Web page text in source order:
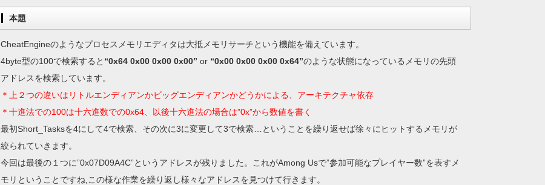
本題
CheatEngineのようなプロセスメモリエディタは大抵メモリサーチという機能を備えています。
4byte型の100で検索すると “0x64 0x00 0x00 0x00” or “0x00 0x00 0x00 0x64”のような状態になっているメモリの先頭
アドレスを検索しています。
＊上２つの違いはリトルエンディアンかビッグエンディアンかどうかによる、アーキテクチャ依存
＊十進法での100は十六進数での0x64、以後十六進法の場合は”0x”から数値を書く
最初Short_Tasksを4にして4で検索、その次に3に変更して3で検索…ということを繰り返せば徐々にヒットするメモリが
絞られていきます。
今回は最後の１つに”0x07D09A4C”というアドレスが残りました。これがAmong Usで”参加可能なプレイヤー数”を表すメ
モリということですね,この様な作業を繰り返し様々なアドレスを見つけて行きます。